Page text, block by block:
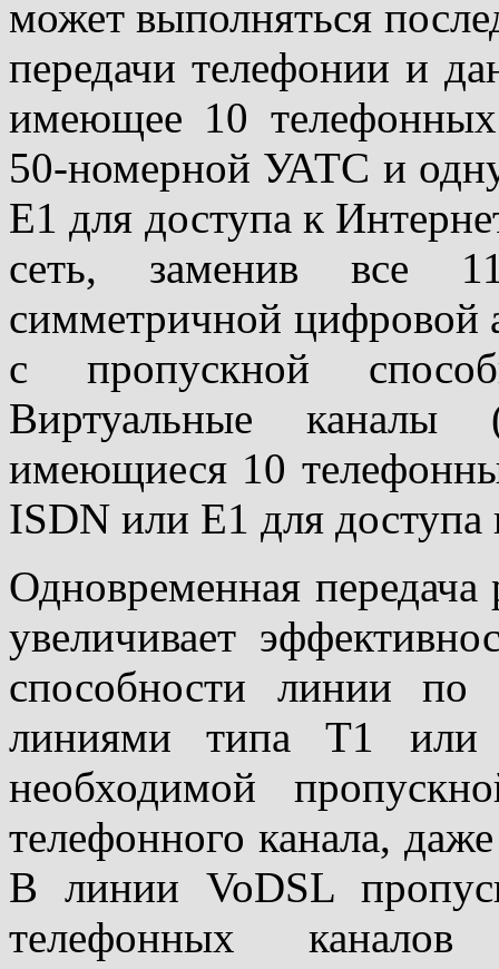
может выполняться
передачи телефонии и
имеющее 10
50-номерной УАТС и
Е1 для доступа к
сеть, заменив все
симметричной цифровой
c пропускной
Виртуальные
имеющиеся 10
ISDN или Е1 для доступа
Одновременная
увеличивает
способности линии по
линиями типа Т1 или
необходимой
телефонного канала,
В линии VoDSL
телефонных